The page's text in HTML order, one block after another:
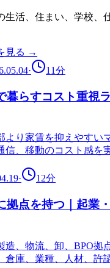
生活、住まい、学校、
見る →
· 11分
暮らすコスト重視
より家賃を抑えやすい
信、移動のコスト感を
· 12分
拠点を持つ｜起業
造、物流、卸、BPO拠
倉庫、業種、人材、許